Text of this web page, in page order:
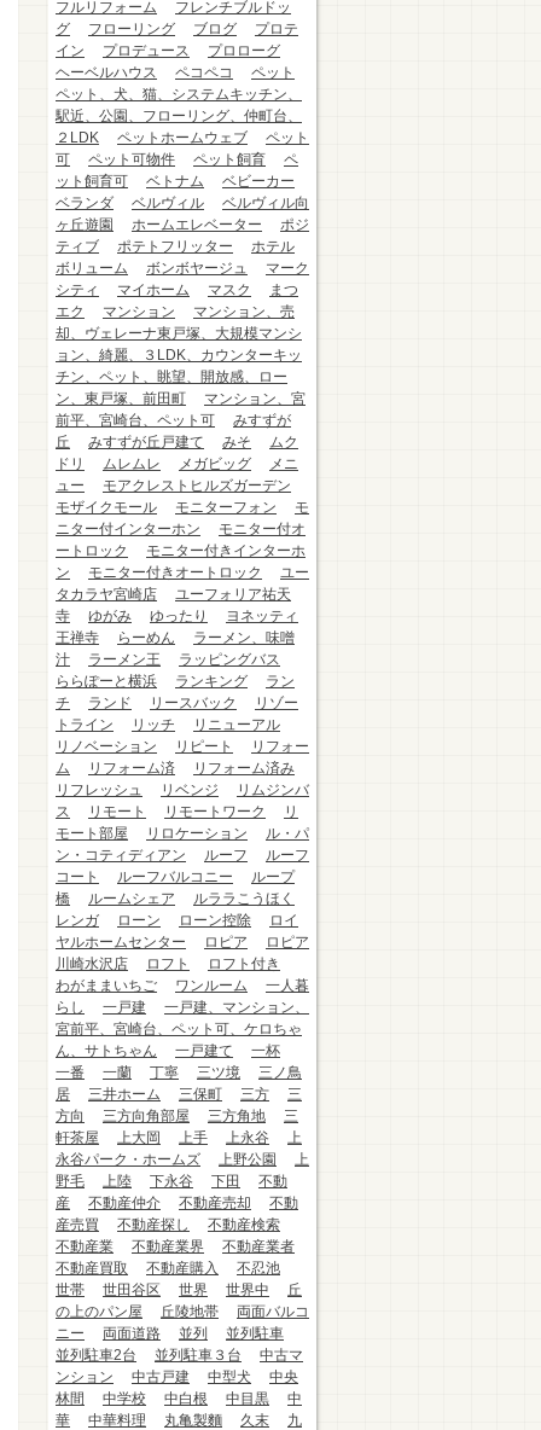
フルリフォーム
フレンチブルドッ
グ
フローリング ブログ
プロテ
イン
プロデュース
プロローグ
ヘーベルハウス
ペコペコ
ペット
ペット、犬、猫、システムキッチン、
駅近、公園、フローリング、仲町台、
２LDK
ペットホームウェブ
ペット
可
ペット可物件 ペット飼育
ペ
ット飼育可
ベトナム
ベビーカー
ベランダ
ベルヴィル
ベルヴィル向
ヶ丘遊園
ホームエレベーター
ポジ
ティブ
ポテトフリッター
ホテル
ボリューム
ボンボヤージュ
マーク
シティ
マイホーム マスク
まつ
エク
マンション
マンション、売
却、ヴェレーナ東戸塚、大規模マンシ
ョン、綺麗、３LDK、カウンターキッ
チン、ペット、眺望、開放感、ロー
ン、東戸塚、前田町
マンション、宮
前平、宮崎台、ペット可
みすずが
丘
みすずが丘戸建て みそ
ムク
ドリ
ムレムレ メガビッグ
メニ
ュー
モアクレストヒルズガーデン
モザイクモール
モニターフォン
モ
ニター付インターホン
モニター付オ
ートロック
モニター付きインターホ
ン
モニター付きオートロック
ユー
タカラヤ宮崎店
ユーフォリア祐天
寺
ゆがみ ゆったり
ヨネッティ
王禅寺
らーめん
ラーメン、味噌
汁
ラーメン王
ラッピングバス
ららぽーと横浜
ランキング
ラン
チ
ランド リースバック
リゾー
トライン
リッチ
リニューアル
リノベーション
リピート
リフォー
ム
リフォーム済
リフォーム済み
リフレッシュ
リベンジ
リムジンバ
ス
リモート リモートワーク
リ
モート部屋
リロケーション
ル・パ
ン・コティディアン
ルーフ
ルーフ
コート
ルーフバルコニー
ループ
橋
ルームシェア
ルララこうほく
レンガ
ローン ローン控除
ロイ
ヤルホームセンター
ロピア
ロピア
川崎水沢店
ロフト
ロフト付き
わがままいちご
ワンルーム
一人暮
らし
一戸建
一戸建、マンション、
宮前平、宮崎台、ペット可、ケロちゃ
ん、サトちゃん
一戸建て
一杯
一番
一蘭 丁寧 三ツ境
三ノ鳥
居
三井ホーム 三保町 三方
三
方向
三方向角部屋 三方角地
三
軒茶屋
上大岡 上手 上永谷
上
永谷パーク・ホームズ
上野公園
上
野毛
上陸 下永谷 下田
不動
産
不動産仲介 不動産売却
不動
産売買
不動産探し
不動産検索
不動産業
不動産業界
不動産業者
不動産買取
不動産購入
不忍池
世帯
世田谷区 世界 世界中
丘
の上のパン屋
丘陵地帯
両面バルコ
ニー
両面道路 並列
並列駐車
並列駐車2台
並列駐車３台
中古マ
ンション
中古戸建 中型犬
中央
林間
中学校 中白根 中目黒
中
華
中華料理 丸亀製麵 久末
九